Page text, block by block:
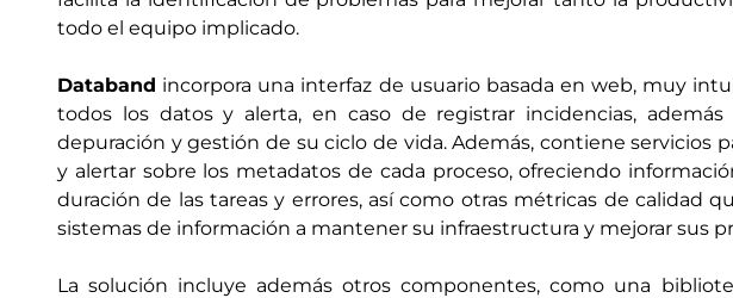
todo el equipo implicado.
Databand incorpora una interfaz de usuario basada en web, muy
todos los datos y alerta, en caso de registrar incidencias,
depuración y gestión de su ciclo de vida. Además, contiene servicios
y alertar sobre los metadatos de cada proceso, ofreciendo
duración de las tareas y errores, así como otras métricas de calidad
sistemas de información a mantener su infraestructura y mejorar sus
La solución incluye además otros componentes, como una